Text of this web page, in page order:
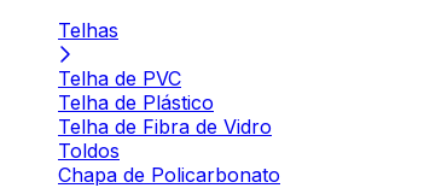
Telhas
Telha de PVC
Telha de Plástico
Telha de Fibra de Vidro
Toldos
Chapa de Policarbonato